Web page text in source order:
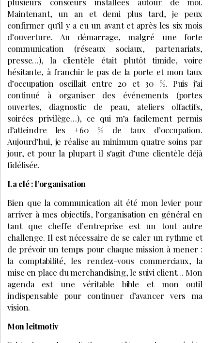
Maintenant, un an et demi plus tard, je peux
confirmer qu’il y a eu un avant et après les six mois
d’ouverture. Au démarrage, malgré une forte
communication (réseaux sociaux, partenariats,
presse…), la clientèle était plutôt timide, voire
hésitante, à franchir le pas de la porte et mon taux
d’occupation oscillait entre 20 et 30 %. Puis j’ai
continué à organiser des événements (portes
ouvertes, diagnostic de peau, ateliers olfactifs,
soirées privilège…), ce qui m’a facilement permis
d’atteindre les +60 % de taux d’occupation.
Aujourd’hui, je réalise au minimum quatre soins par
jour, et pour la plupart il s’agit d’une clientèle déjà
fidélisée.
La clé : l’organisation
Bien que la communication ait été mon levier pour
arriver à mes objectifs, l’organisation en général en
tant que cheffe d’entreprise est un tout autre
challenge. Il est nécessaire de se caler un rythme et
de prévoir un temps pour chaque mission à mener :
la comptabilité, les rendez-vous commerciaux, la
mise en place du merchandising, le suivi client… Mon
agenda est une véritable bible et mon outil
indispensable pour continuer d’avancer vers ma
vision.
Mon leitmotiv